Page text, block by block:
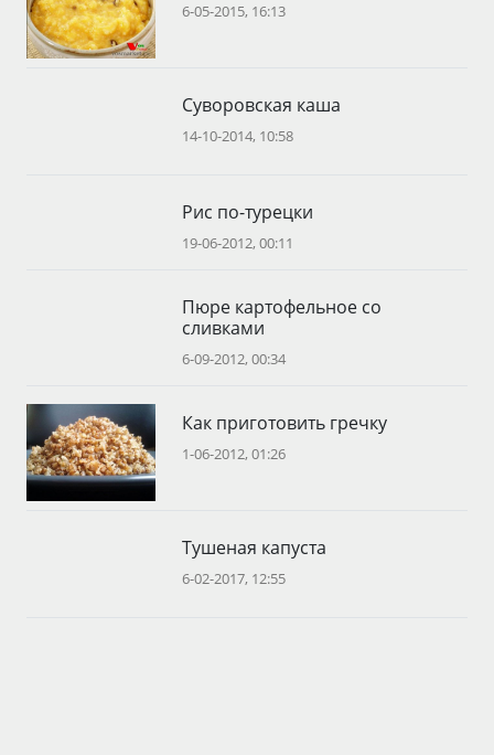
6-05-2015, 16:13
Суворовская каша
14-10-2014, 10:58
Рис по-турецки
19-06-2012, 00:11
Пюре картофельное со
сливками
6-09-2012, 00:34
Как приготовить гречку
1-06-2012, 01:26
Тушеная капуста
6-02-2017, 12:55